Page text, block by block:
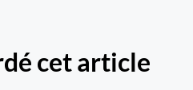
cet article